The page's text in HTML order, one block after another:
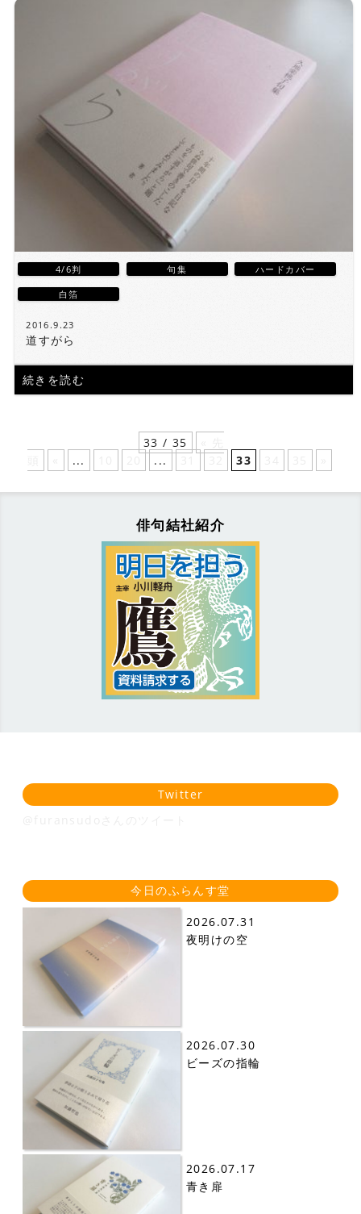
4/6判 句集 ハードカバー
白箔
2016.9.23
道すがら
続きを読む
33 / 35
... ... 33
俳句結社紹介
Twitter
今日のふらんす堂
2026.07.31
夜明けの空
2026.07.30
ビーズの指輪
2026.07.17
青き扉